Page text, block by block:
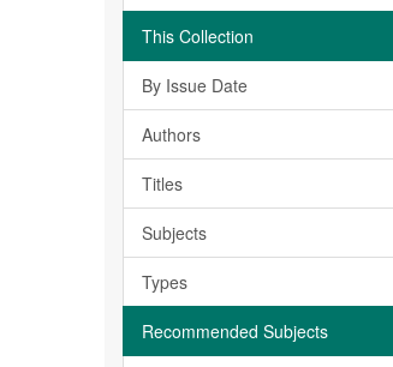
This Collection
By Issue Date
Authors
Titles
Subjects
Types
Recommended Subjects